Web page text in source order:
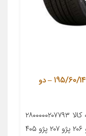
لاستیک خودرو کاپسن مدل H202 سایز 195/60/14 – دو
معرفی محصول جزئیات محصول شناسه کالا ۲۸۰۰۰۰۰۲۰۷۷۹۳
سال ساخت ۲۰۲۲ مناسب برای خودرو پژو ۲۰۶ پژو ۲۰۷ پژو ۴۰۵